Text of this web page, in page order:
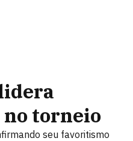
no torneio
seu favoritismo